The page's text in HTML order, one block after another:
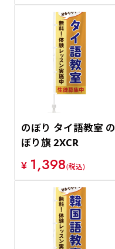
のぼり タイ語教室 の
ぼり旗 2XCR
¥ 1,398(税込)